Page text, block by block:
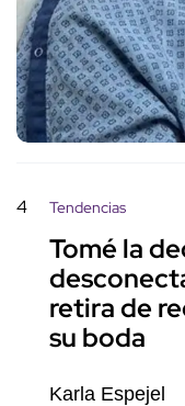
4 Tendencias
Tomé la
retira de
su boda
Karla Espejel